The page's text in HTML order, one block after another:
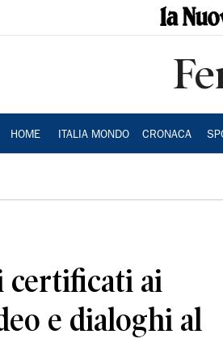
HOME ITALIA MONDO CRONACA
certificati ai
e dialoghi al